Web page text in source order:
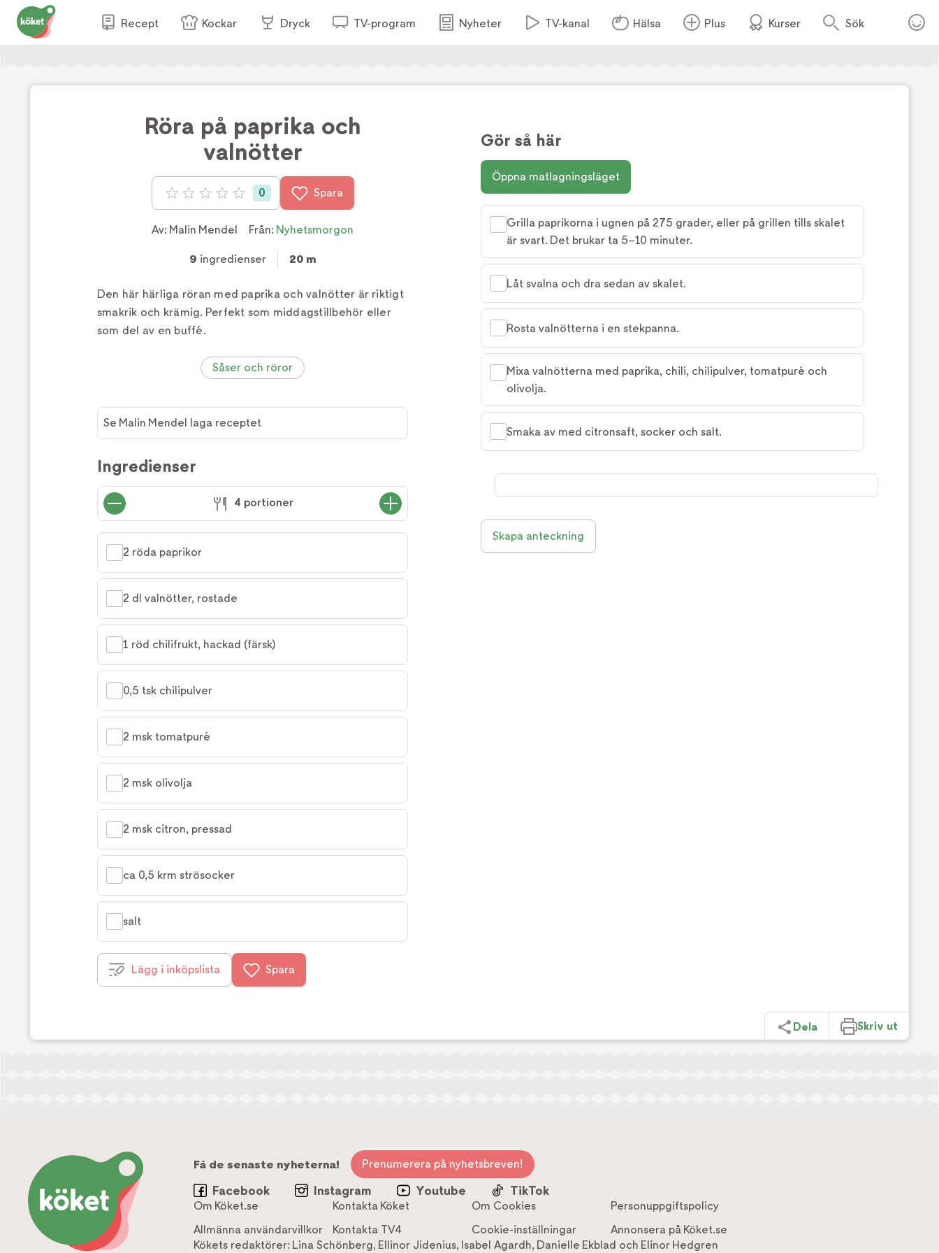
Recept Kockar Dryck TV-program Nyheter TV-kanal Hälsa Plus Kurser Sök
Foto:Lina Eidenberg Adamo
Röra på paprika och
valnötter
Betyg: 0 av 5 0 Spara
Av: Malin Mendel Från: Nyhetsmorgon
9 ingredienser 20 m
Den här härliga röran med paprika och valnötter är riktigt
smakrik och krämig. Perfekt som middagstillbehör eller
som del av en buffé.
Såser och röror
Se Malin Mendel laga receptet
Ingredienser
4 portioner
2 röda paprikor
2 dl valnötter, rostade
1 röd chilifrukt, hackad (färsk)
0,5 tsk chilipulver
2 msk tomatpuré
2 msk olivolja
2 msk citron, pressad
ca 0,5 krm strösocker
salt
Lägg i inköpslista Spara
Gör så här
Öppna matlagningsläget
Grilla paprikorna i ugnen på 275 grader, eller på grillen tills skalet
är svart. Det brukar ta 5–10 minuter.
Låt svalna och dra sedan av skalet.
Rosta valnötterna i en stekpanna.
Mixa valnötterna med paprika, chili, chilipulver, tomatpuré och
olivolja.
Smaka av med citronsaft, socker och salt.
Skapa anteckning
Dela Skriv ut
Få de senaste nyheterna! Prenumerera på nyhetsbreven!
Facebook Instagram Youtube TikTok
Om Köket.se Kontakta Köket Om Cookies
Personuppgiftspolicy
Allmänna användarvillkor
Kontakta TV4 Cookie-inställningar
Annonsera på Köket.se
Kökets redaktörer: Lina Schönberg, Ellinor Jidenius, Isabel Agardh, Danielle Ekblad och Elinor Hedgren